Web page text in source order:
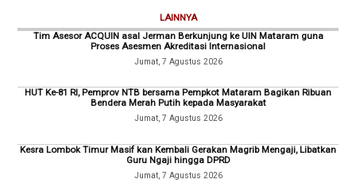
LAINNYA
Tim Asesor ACQUIN asal Jerman Berkunjung ke UIN Mataram guna
Proses Asesmen Akreditasi Internasional
Jumat, 7 Agustus 2026
HUT Ke-81 RI, Pemprov NTB bersama Pempkot Mataram Bagikan Ribuan
Bendera Merah Putih kepada Masyarakat
Jumat, 7 Agustus 2026
Kesra Lombok Timur Masif kan Kembali Gerakan Magrib Mengaji, Libatkan
Guru Ngaji hingga DPRD
Jumat, 7 Agustus 2026